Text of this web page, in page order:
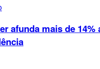
afunda mais de 14%